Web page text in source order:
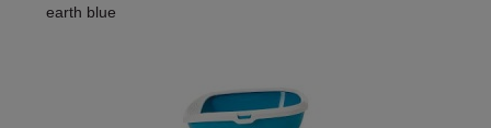
earth blue